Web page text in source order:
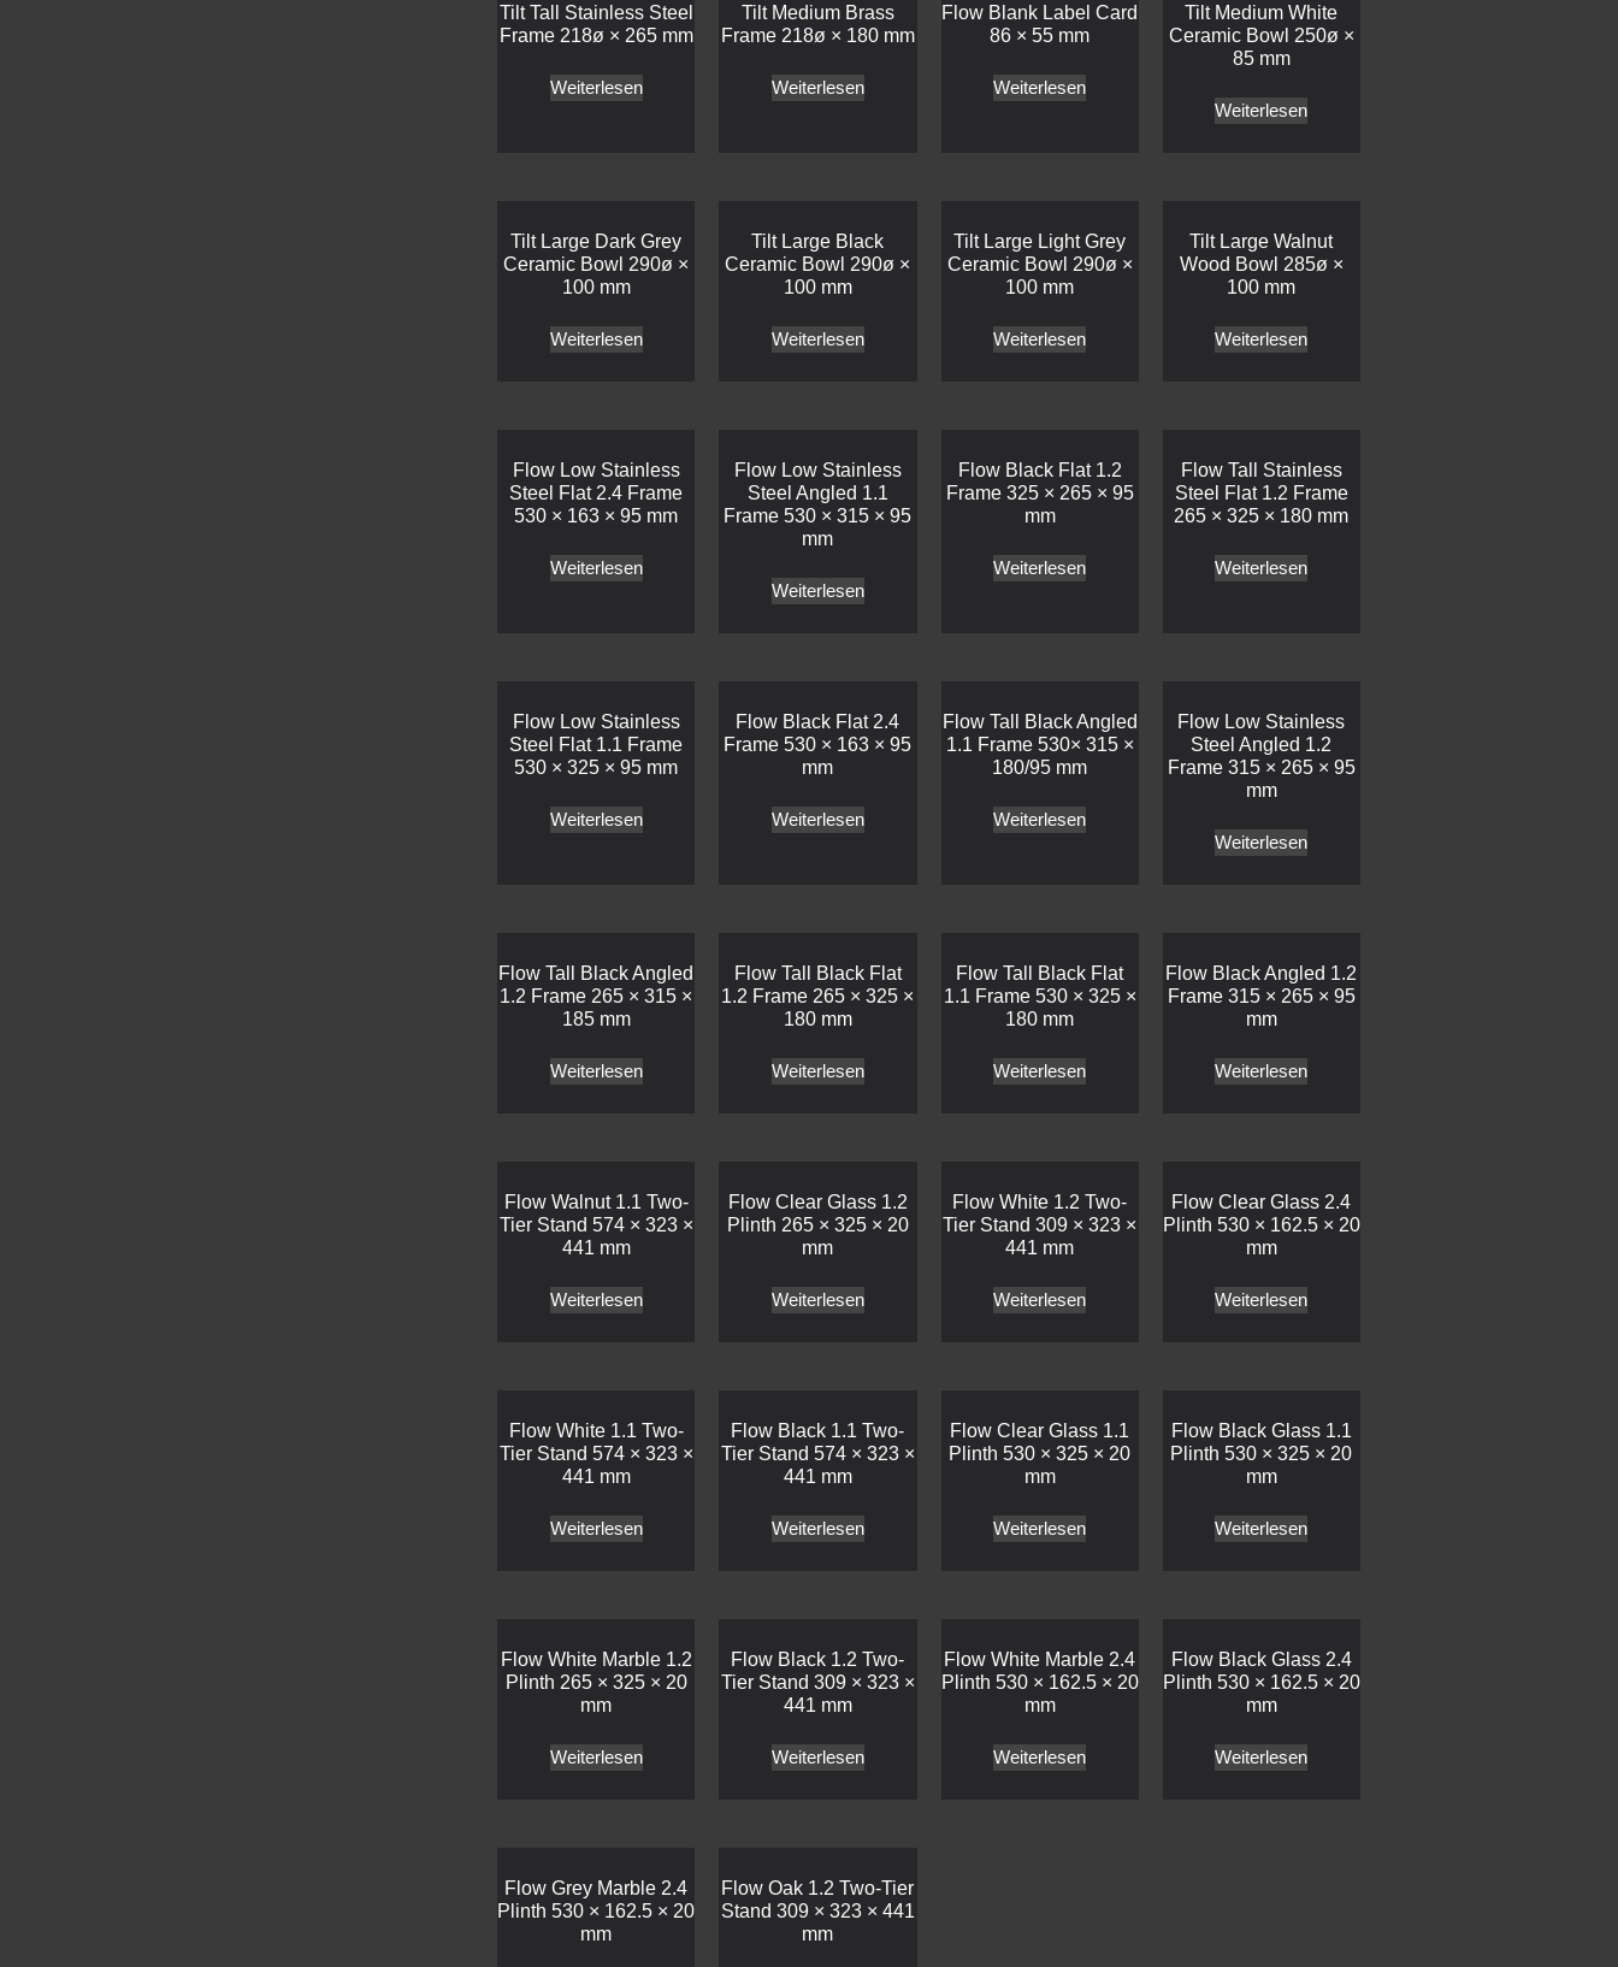
Tilt Tall Stainless Steel
Frame 218ø × 265 mm
Weiterlesen
Tilt Medium Brass
Frame 218ø × 180 mm
Weiterlesen
Flow Blank Label Card
86 × 55 mm
Weiterlesen
Tilt Medium White
Ceramic Bowl 250ø ×
85 mm
Weiterlesen
Tilt Large Dark Grey
Ceramic Bowl 290ø ×
100 mm
Weiterlesen
Tilt Large Black
Ceramic Bowl 290ø ×
100 mm
Weiterlesen
Tilt Large Light Grey
Ceramic Bowl 290ø ×
100 mm
Weiterlesen
Tilt Large Walnut
Wood Bowl 285ø ×
100 mm
Weiterlesen
Flow Low Stainless
Steel Flat 2.4 Frame
530 × 163 × 95 mm
Weiterlesen
Flow Low Stainless
Steel Angled 1.1
Frame 530 × 315 × 95
mm
Weiterlesen
Flow Black Flat 1.2
Frame 325 × 265 × 95
mm
Weiterlesen
Flow Tall Stainless
Steel Flat 1.2 Frame
265 × 325 × 180 mm
Weiterlesen
Flow Low Stainless
Steel Flat 1.1 Frame
530 × 325 × 95 mm
Weiterlesen
Flow Black Flat 2.4
Frame 530 × 163 × 95
mm
Weiterlesen
Flow Tall Black Angled
1.1 Frame 530× 315 ×
180/95 mm
Weiterlesen
Flow Low Stainless
Steel Angled 1.2
Frame 315 × 265 × 95
mm
Weiterlesen
Flow Tall Black Angled
1.2 Frame 265 × 315 ×
185 mm
Weiterlesen
Flow Tall Black Flat
1.2 Frame 265 × 325 ×
180 mm
Weiterlesen
Flow Tall Black Flat
1.1 Frame 530 × 325 ×
180 mm
Weiterlesen
Flow Black Angled 1.2
Frame 315 × 265 × 95
mm
Weiterlesen
Flow Walnut 1.1 Two-
Tier Stand 574 × 323 ×
441 mm
Weiterlesen
Flow Clear Glass 1.2
Plinth 265 × 325 × 20
mm
Weiterlesen
Flow White 1.2 Two-
Tier Stand 309 × 323 ×
441 mm
Weiterlesen
Flow Clear Glass 2.4
Plinth 530 × 162.5 × 20
mm
Weiterlesen
Flow White 1.1 Two-
Tier Stand 574 × 323 ×
441 mm
Weiterlesen
Flow Black 1.1 Two-
Tier Stand 574 × 323 ×
441 mm
Weiterlesen
Flow Clear Glass 1.1
Plinth 530 × 325 × 20
mm
Weiterlesen
Flow Black Glass 1.1
Plinth 530 × 325 × 20
mm
Weiterlesen
Flow White Marble 1.2
Plinth 265 × 325 × 20
mm
Weiterlesen
Flow Black 1.2 Two-
Tier Stand 309 × 323 ×
441 mm
Weiterlesen
Flow White Marble 2.4
Plinth 530 × 162.5 × 20
mm
Weiterlesen
Flow Black Glass 2.4
Plinth 530 × 162.5 × 20
mm
Weiterlesen
Flow Grey Marble 2.4
Plinth 530 × 162.5 × 20
mm
Flow Oak 1.2 Two-Tier
Stand 309 × 323 × 441
mm